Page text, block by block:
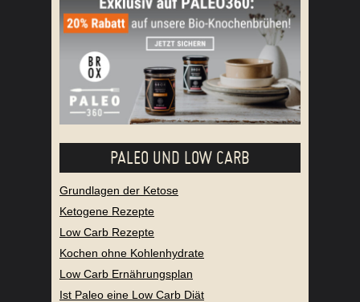
PALEO UND LOW CARB
Grundlagen der Ketose
Ketogene Rezepte
Low Carb Rezepte
Kochen ohne Kohlenhydrate
Low Carb Ernährungsplan
Ist Paleo eine Low Carb Diät